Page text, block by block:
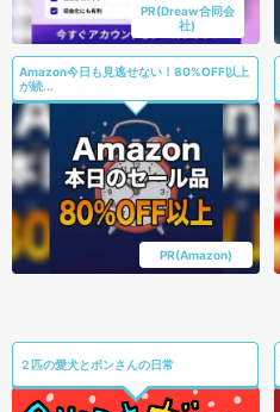
PR(Dreaw合同会
社)
Amazon今日も見逃せない！80%OFF以上
が続...
PR(Amazon)
２匹の愛犬とボンさんの日常